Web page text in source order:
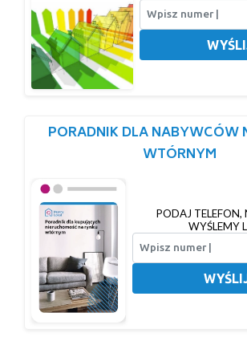
PORADNIK DLA NABYWCÓW
WTÓRNYM
PODAJ TELEFON,
WYŚLEMY